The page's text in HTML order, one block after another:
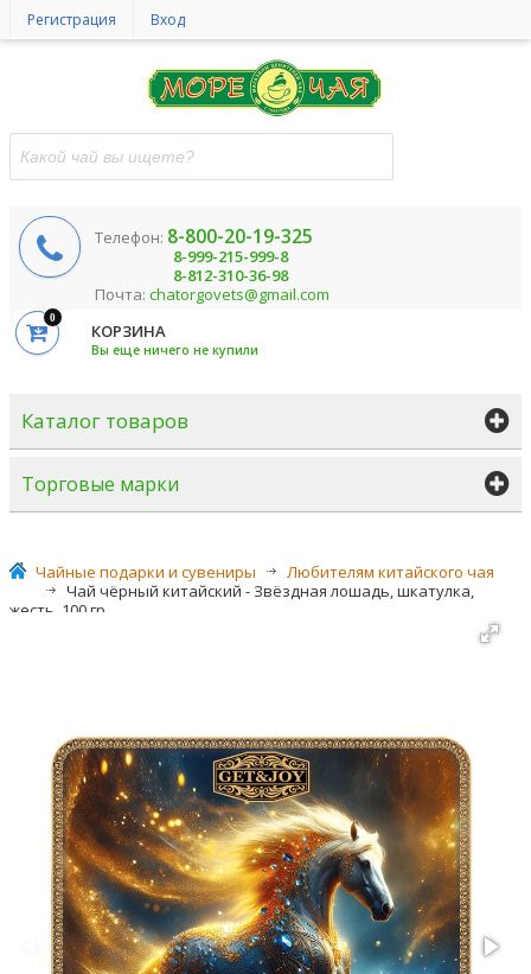
Регистрация Вход
Телефон: 8-800-20-19-325
8-999-215-999-8
8-812-310-36-98
Почта: chatorgovets@gmail.com
0
КОРЗИНА
Вы еще ничего не купили
Каталог товаров
Торговые марки
Чайные подарки и сувениры >
Любителям китайского чая
>
Чай чёрный китайский - Звёздная лошадь, шкатулка,
жесть, 100 гр.